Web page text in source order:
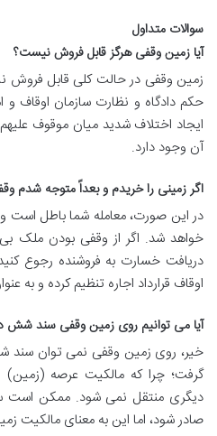
سوالات متداول
آیا زمین وقفی هرگز قابل فروش نیست؟
زمین وقفی در حالت کلی قابل فروش
حکم دادگاه و نظارت سازمان اوقاف و
ایجاد اختلاف شدید میان موقوف
آن وجود دارد.
اگر زمینی را خریدم و بعداً متوجه شدم
در این صورت، معامله شما باطل است
خواهد شد. اگر از وقفی بودن ملک بی
دریافت خسارت به فروشنده رجوع
اوقاف قرارداد اجاره تنظیم کرده و به
آیا می توانیم روی زمین وقفی سند شش
خیر، روی زمین وقفی نمی توان
گرفت؛ چرا که مالکیت عرصه
دیگری منتقل نمی شود. ممکن است
صادر شود، اما این به معنای مالکیت